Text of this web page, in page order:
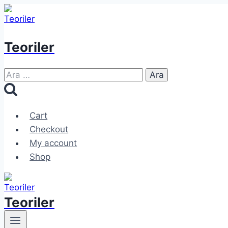
Skip
to
Teoriler
Arama:
Cart
Checkout
My account
Shop
Teoriler